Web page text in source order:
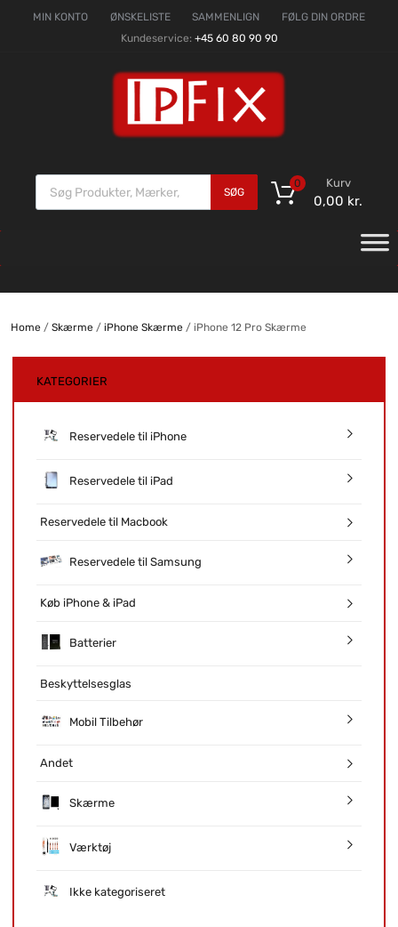
MIN KONTO ØNSKELISTE SAMMENLIGN
FØLG DIN ORDRE
Kundeservice: +45 60 80 90 90
SØG
Kurv
0,00 kr.
0
Home/ Skærme/ iPhone Skærme/ iPhone 12 Pro Skærme
KATEGORIER
Reservedele til iPhone
Reservedele til iPad
Reservedele til Macbook
Reservedele til Samsung
Køb iPhone & iPad
Batterier
Beskyttelsesglas
Mobil Tilbehør
Andet
Skærme
Værktøj
Ikke kategoriseret